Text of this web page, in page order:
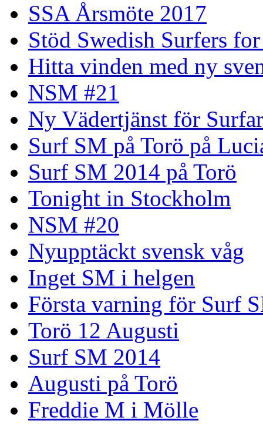
SSA Årsmöte 2017
Stöd Swedish Surfers
Hitta vinden med ny
NSM #21
Ny Vädertjänst för
Surf SM på Torö på
Surf SM 2014 på Torö
Tonight in Stockholm
NSM #20
Nyupptäckt svensk våg
Inget SM i helgen
Första varning för Surf
Torö 12 Augusti
Surf SM 2014
Augusti på Torö
Freddie M i Mölle